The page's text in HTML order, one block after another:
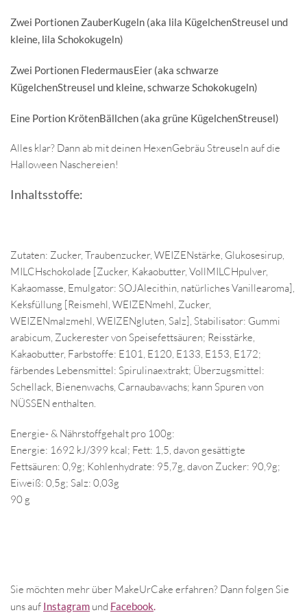
Zwei Portionen ZauberKugeln (aka lila KügelchenStreusel und
kleine, lila Schokokugeln)
Zwei Portionen FledermausEier (aka schwarze
KügelchenStreusel und kleine, schwarze Schokokugeln)
Eine Portion KrötenBällchen (aka grüne KügelchenStreusel)
Alles klar? Dann ab mit deinen HexenGebräu Streuseln auf die
Halloween Naschereien!
Inhaltsstoffe:
Zutaten: Zucker, Traubenzucker, WEIZENstärke, Glukosesirup,
MILCHschokolade [Zucker, Kakaobutter, VollMILCHpulver,
Kakaomasse, Emulgator: SOJAlecithin, natürliches Vanillearoma],
Keksfüllung [Reismehl, WEIZENmehl, Zucker,
WEIZENmalzmehl, WEIZENgluten, Salz], Stabilisator: Gummi
arabicum, Zuckerester von Speisefettsäuren; Reisstärke,
Kakaobutter, Farbstoffe: E101, E120, E133, E153, E172;
färbendes Lebensmittel: Spirulinaextrakt; Überzugsmittel:
Schellack, Bienenwachs, Carnaubawachs; kann Spuren von
NÜSSEN enthalten.
Energie- & Nährstoffgehalt pro 100g:
Energie: 1692 kJ/399 kcal; Fett: 1,5, davon gesättigte
Fettsäuren: 0,9g; Kohlenhydrate: 95,7g, davon Zucker: 90,9g;
Eiweiß: 0,5g; Salz: 0,03g
90 g
Sie möchten mehr über MakeUrCake erfahren? Dann folgen Sie
uns auf Instagram und Facebook.